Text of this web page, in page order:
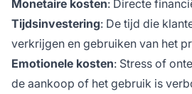
Monetaire kosten: Directe
Tijdsinvestering: De tijd die
verkrijgen en gebruiken van het
Emotionele kosten: Stress of
de aankoop of het gebruik is